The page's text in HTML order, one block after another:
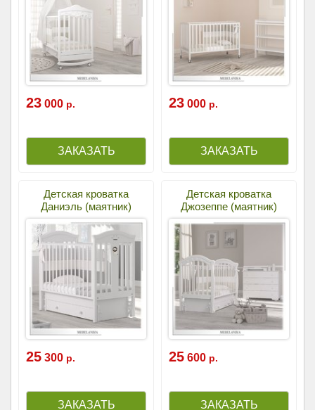
23 000 р. 23 000 р.
Детская кроватка
Даниэль (маятник)
25 300 р.
Детская кроватка
Джозеппе (маятник)
25 600 р.